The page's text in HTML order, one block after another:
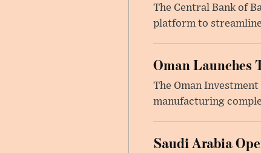
The Central Bank of
platform to
Oman Launches
The Oman
manufacturing
Saudi Arabia